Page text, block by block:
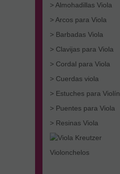
> Almohadillas Viola
> Arcos para Viola
> Barbadas Viola
> Clavijas para Viola
> Cordal para Viola
> Cuerdas viola
> Estuches para Violín
> Puentes para Viola
> Resinas Viola
Violonchelos